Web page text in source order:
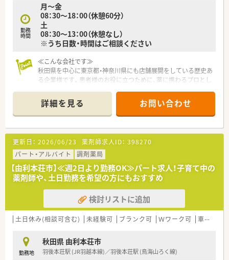
勤務
時間
月～金
08：30～18：00（休憩60分）
土
08：30～13：00（休憩なし）
※うち日数・時間はご相談ください
≪こんな会社です≫
秋田県を中心に東京都・神奈川県にも店舗展開をしている歴史あ
る企業様です。患者様のお役に立つために、薬に携わるプロとし
しゃいます。
動画マニュアルを使用し業務手順を一律化することでミスの防
止とヘルプ時の業務がスムーズになるようにしております。ま
た、ピッキング監査システム、散薬監査システムや電子薬歴シス
テムなどを導入することで調剤ミスの軽減に取り組んでおりま
す。
≪こんな薬局です≫
整形外科・小児科・歯科を応需しています。患者様にじっくりと
向き合えるよう、座りカウンター有！時間数は扶養の範囲内～社
会保険に加入できる時間数、フルタイムなどご希望に応じての調
整・相談が可能です。土曜日勤務可能な方歓迎！
≪働きやすい環境がございます≫
能力も向上する企業を目指していらっしゃいます。年2回の経営
層との面談の機会があり、現場の意見も取り入れるような風通し
の良い社風・環境作りを行っています。
詳細を見る お問い合わせ
更新日： 2026/06/23 薬剤師求人ID： 398270
パート・アルバイト
調剤薬局
【由利本荘市】≪週2日より勤務OK≫パート求人！子育て中の
薬剤師や、土日勤務を希望の方にもおすすめ
検討リストに追加
土日休み(相談可含む) 未経験可 ブランク可 Ｗワーク可 車通勤可
勤務地
秋田県 由利本荘市
羽後本荘駅 (JR羽越本線)／羽後本荘駅 (鳥海山ろく線)